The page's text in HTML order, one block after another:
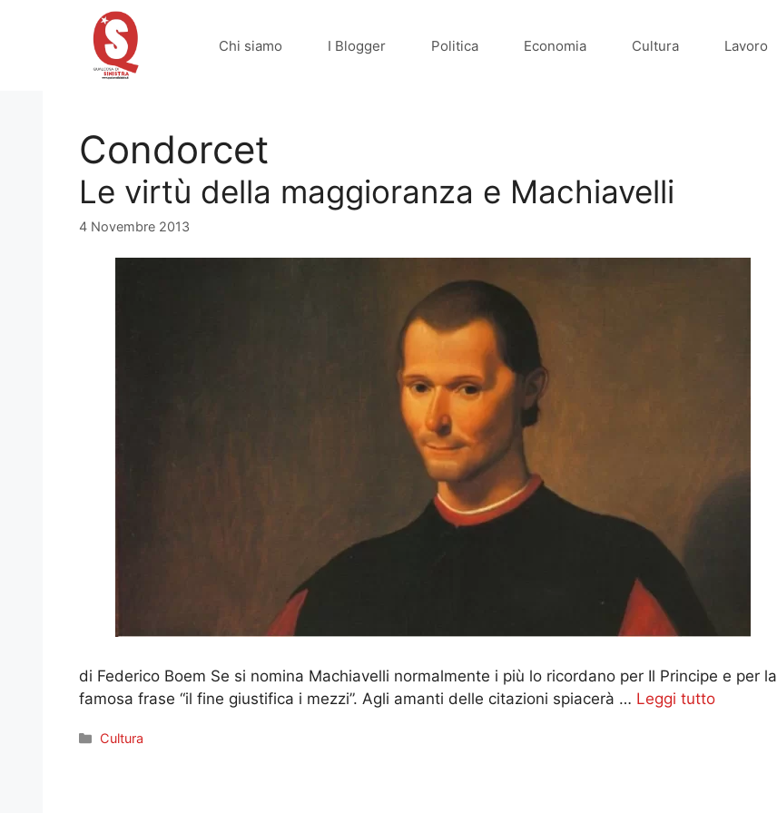
Chi siamo I Blogger Politica Economia Cultura Lavoro
Condorcet
Le virtù della maggioranza e Machiavelli
4 Novembre 2013
di Federico Boem Se si nomina Machiavelli normalmente i più lo ricordano per Il Principe e per la
famosa frase “il fine giustifica i mezzi”. Agli amanti delle citazioni spiacerà … Leggi tutto
Categorie
Cultura